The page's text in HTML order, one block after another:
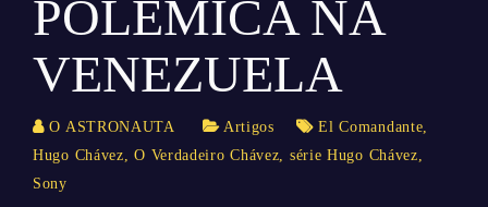
POLÊMICA NA
VENEZUELA
O ASTRONAUTA Artigos El Comandante,
Hugo Chávez,O Verdadeiro Chávez, série Hugo Chávez,
Sony